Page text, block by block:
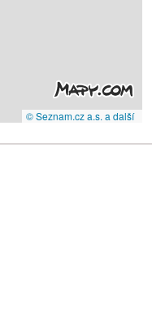
© Seznam.cz a.s. a další